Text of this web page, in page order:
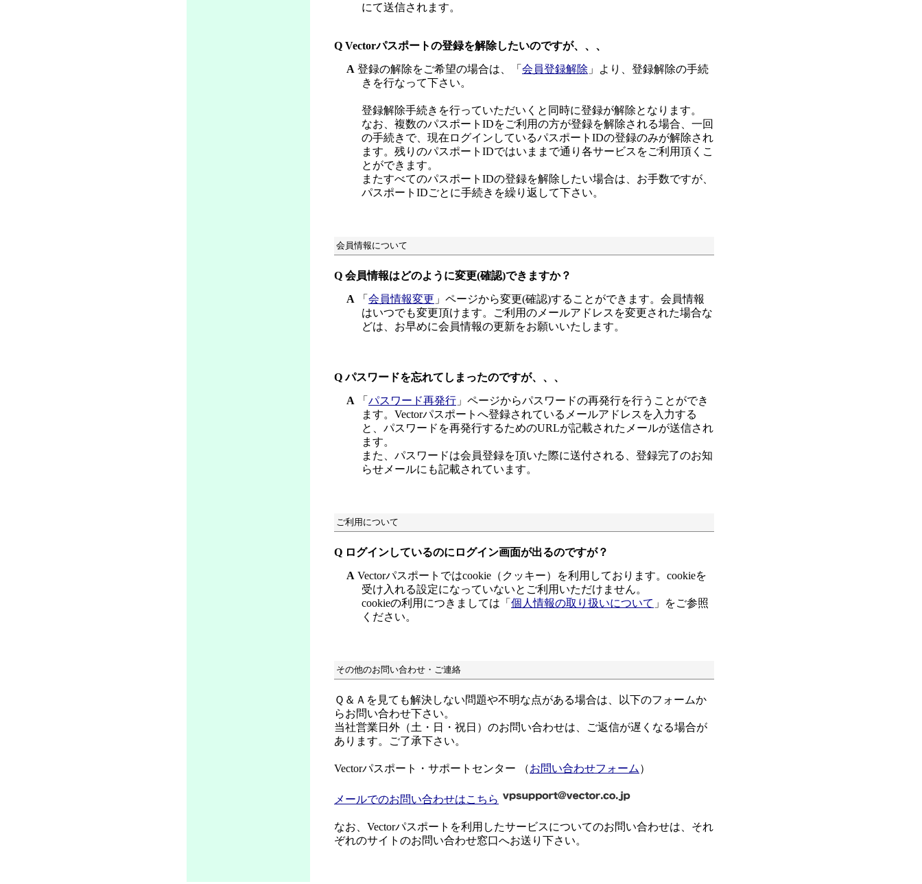
にて送信されます。
Q Vectorパスポートの登録を解除したいのですが、、、
A 登録の解除をご希望の場合は、「 会員登録解除 」より、登録解除の手続
きを行なって下さい。
登録解除手続きを行っていただいくと同時に登録が解除となります。
なお、複数のパスポートIDをご利用の方が登録を解除される場合、一回
の手続きで、現在ログインしているパスポートIDの登録のみが解除され
ます。残りのパスポートIDではいままで通り各サービスをご利用頂くこ
とができます。
またすべてのパスポートIDの登録を解除したい場合は、お手数ですが、
パスポートIDごとに手続きを繰り返して下さい。
会員情報について
Q 会員情報はどのように変更(確認)できますか？
A 「 会員情報変更 」ページから変更(確認)することができます。会員情報
はいつでも変更頂けます。ご利用のメールアドレスを変更された場合な
どは、お早めに会員情報の更新をお願いいたします。
Q パスワードを忘れてしまったのですが、、、
A 「 パスワード再発行 」ページからパスワードの再発行を行うことができ
ます。Vectorパスポートへ登録されているメールアドレスを入力する
と、パスワードを再発行するためのURLが記載されたメールが送信され
ます。
また、パスワードは会員登録を頂いた際に送付される、登録完了のお知
らせメールにも記載されています。
ご利用について
Q ログインしているのにログイン画面が出るのですが？
A Vectorパスポートではcookie（クッキー）を利用しております。cookieを
受け入れる設定になっていないとご利用いただけません。
cookieの利用につきましては「 個人情報の取り扱いについて 」をご参照
ください。
その他のお問い合わせ・ご連絡
Ｑ＆Ａを見ても解決しない問題や不明な点がある場合は、以下のフォームか
らお問い合わせ下さい。
当社営業日外（土・日・祝日）のお問い合わせは、ご返信が遅くなる場合が
あります。ご了承下さい。
Vectorパスポート・サポートセンター （お問い合わせフォーム ）
メールでのお問い合わせはこちら
なお、Vectorパスポートを利用したサービスについてのお問い合わせは、それ
ぞれのサイトのお問い合わせ窓口へお送り下さい。